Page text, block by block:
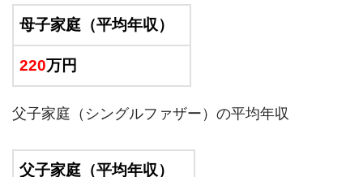
母子家庭（平均年収）
220万円
父子家庭（シングルファザー）の平均年収
父子家庭（平均年収）